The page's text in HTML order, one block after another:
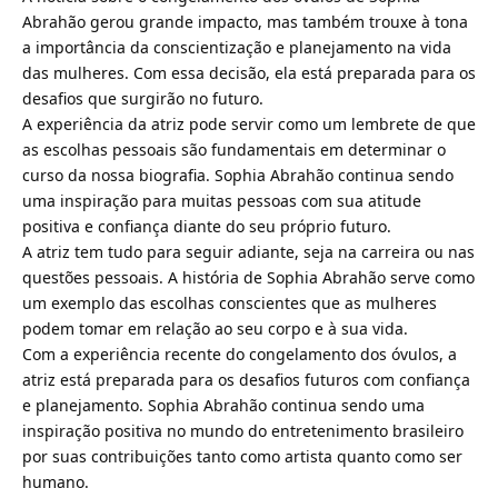
Abrahão gerou grande impacto, mas também trouxe à tona
a importância da conscientização e planejamento na vida
das mulheres. Com essa decisão, ela está preparada para os
desafios que surgirão no futuro.
A experiência da atriz pode servir como um lembrete de que
as escolhas pessoais são fundamentais em determinar o
curso da nossa biografia. Sophia Abrahão continua sendo
uma inspiração para muitas pessoas com sua atitude
positiva e confiança diante do seu próprio futuro.
A atriz tem tudo para seguir adiante, seja na carreira ou nas
questões pessoais. A história de Sophia Abrahão serve como
um exemplo das escolhas conscientes que as mulheres
podem tomar em relação ao seu corpo e à sua vida.
Com a experiência recente do congelamento dos óvulos, a
atriz está preparada para os desafios futuros com confiança
e planejamento. Sophia Abrahão continua sendo uma
inspiração positiva no mundo do entretenimento brasileiro
por suas contribuições tanto como artista quanto como ser
humano.